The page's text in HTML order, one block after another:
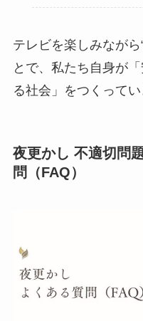
テレビを楽しみなが
とで、私たち自身が
る社会」をつくってい
夜更かし 不適切問
問（FAQ）